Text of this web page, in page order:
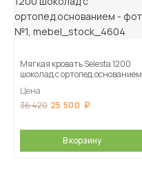
Мягкая кровать Selesta 1200
шоколад с ортопед.основанием
Цена
36 420 25 500
В корзину